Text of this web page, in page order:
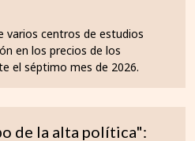
varios centros de estudios
en los precios de los
el séptimo mes de 2026.
de la alta política":